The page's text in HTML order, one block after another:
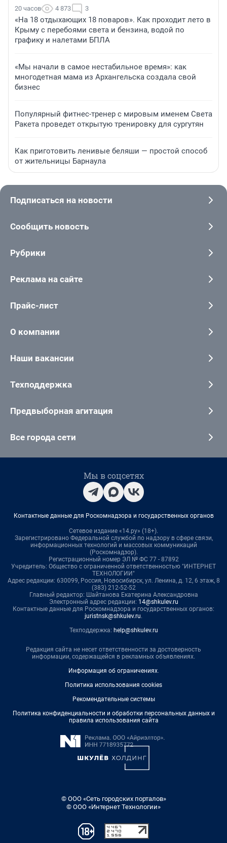
20 часов 4 873 3
«На 18 отдыхающих 18 поваров». Как проходит лето в
Крыму с перебоями света и бензина, водой по
графику и налетами БПЛА
«Мы начали в самое нестабильное время»: как
многодетная мама из Архангельска создала свой
бизнес
Популярный фитнес-тренер с мировым именем Света
Ракета проведет открытую тренировку для сургутян
Как приготовить ленивые беляши — простой способ
от жительницы Барнаула
Подписаться на новости
Сообщить новость
Рубрики
Реклама на сайте
Прайс-лист
О компании
Наши вакансии
Техподдержка
Предвыборная агитация
Все города сети
Мы в соцсетях
Контактные данные для Роскомнадзора и государственных органов
Сетевое издание «14.ру» (18+).
Зарегистрировано Федеральной службой по надзору в сфере связи,
информационных технологий и массовых коммуникаций
(Роскомнадзор).
Регистрационный номер ЭЛ № ФС 77 - 87892
Учредитель: Общество с ограниченной ответственностью "ИНТЕРНЕТ
ТЕХНОЛОГИИ"
Адрес редакции: 630099, Россия, Новосибирск, ул. Ленина, д. 12, 6 этаж, 8
(383) 212-52-52
Главный редактор: Шайтанова Екатерина Александровна
Электронный адрес редакции: 14@shkulev.ru
Контактные данные для Роскомнадзора и государственных органов:
juristnsk@shkulev.ru.
Техподдержка: help@shkulev.ru
Редакция сайта не несет ответственности за достоверность
информации, содержащейся в рекламных объявлениях.
Информация об ограничениях.
Политика использования cookies
Рекомендательные системы
Политика конфиденциальности и обработки персональных данных и
правила использования сайта
© ООО «Сеть городских порталов»
© ООО «Интернет Технологии»